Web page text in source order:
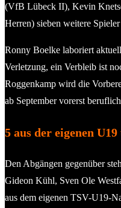
(VfB Lübeck II), Kevin
Herren) sieben weitere Spieler
Ronny Boelke laboriert
Verletzung, ein Verbleib ist
Roggenkamp wird die
ab September vorerst
5 aus der eigenen
Den Abgängen gegenüber
Gideon Kühl, Sven Ole
aus dem eigenen TSV-U19-